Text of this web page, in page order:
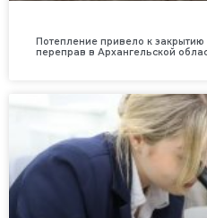
Потепление привело к
переправ в Архангельской